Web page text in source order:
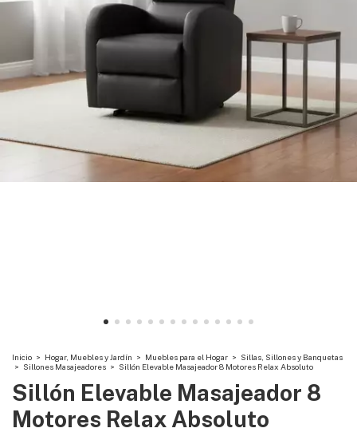
Inicio > Hogar, Muebles y Jardín > Muebles para el Hogar > Sillas, Sillones y Banquetas
> Sillones Masajeadores > Sillón Elevable Masajeador 8 Motores Relax Absoluto
Sillón Elevable Masajeador 8
Motores Relax Absoluto